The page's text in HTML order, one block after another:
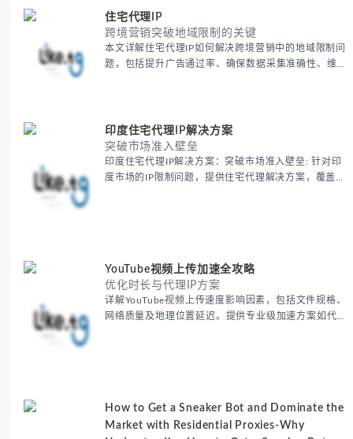
住宅代理IP
跨境营销突破地域限制的关键
本文详解住宅代理IP如何解决跨境营销中的地域限制问
题，包括提升广告通过率、确保数据采集准确性、维护
印度住宅代理IP解决方案
突破市场准入壁垒
印度住宅代理IP解决方案：突破市场准入壁垒: 针对印
度市场的IP限制问题，提供住宅代理解决方案，覆盖主
YouTube视频上传加速全攻略
优化时长与代理IP方案
详解YouTube视频上传速度影响因素，包括文件规格、
网络质量及地理位置延迟。提供专业级加速方案如代理
How to Get a Sneaker Bot and Dominate the
Market with Residential Proxies-Why